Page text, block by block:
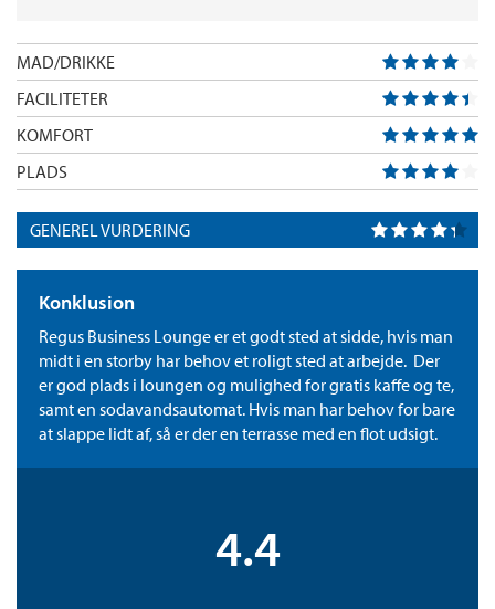
MAD/DRIKKE
FACILITETER
KOMFORT
PLADS
GENEREL VURDERING
Konklusion
Regus Business Lounge er et godt sted at sidde, hvis man
midt i en storby har behov et roligt sted at arbejde. Der
er god plads i loungen og mulighed for gratis kaffe og te,
samt en sodavandsautomat. Hvis man har behov for bare
at slappe lidt af, så er der en terrasse med en flot udsigt.
4.4